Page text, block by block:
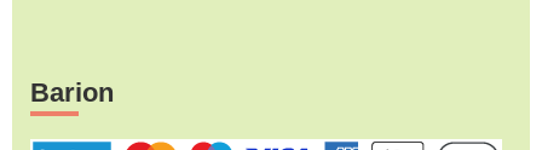
Barion